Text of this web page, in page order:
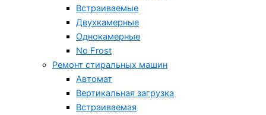
Встраиваемые
Двухкамерные
Однокамерные
No Frost
Ремонт стиральных машин
Автомат
Вертикальная загрузка
Встраиваемая